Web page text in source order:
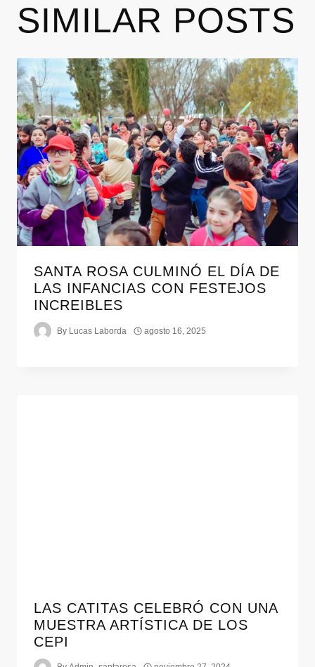
SIMILAR POSTS
SANTA ROSA CULMINÓ EL DÍA DE
LAS INFANCIAS CON FESTEJOS
INCREIBLES
By Lucas Laborda agosto 16, 2025
LAS CATITAS CELEBRÓ CON UNA
MUESTRA ARTÍSTICA DE LOS
CEPI